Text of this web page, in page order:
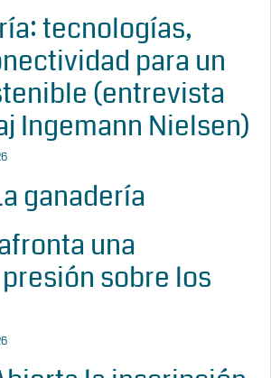
tecnologías,
para un
(entrevista
Ingemann Nielsen)
ganadería
una
sobre los